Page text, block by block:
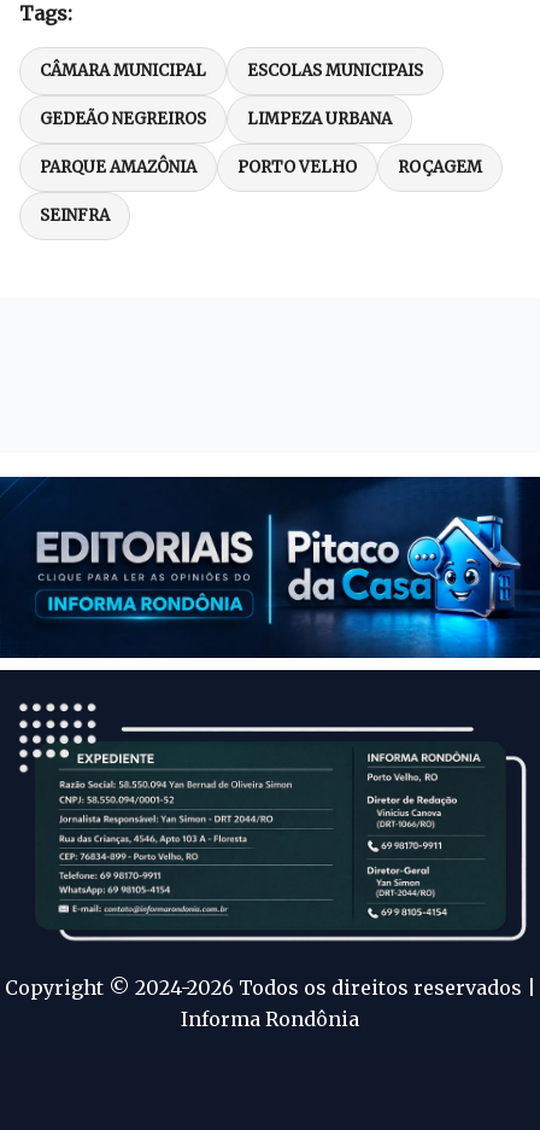
Tags:
CÂMARA MUNICIPAL ESCOLAS MUNICIPAIS
GEDEÃO NEGREIROS LIMPEZA URBANA
PARQUE AMAZÔNIA PORTO VELHO ROÇAGEM
SEINFRA
Copyright © 2024-2026 Todos os direitos reservados |
Informa Rondônia